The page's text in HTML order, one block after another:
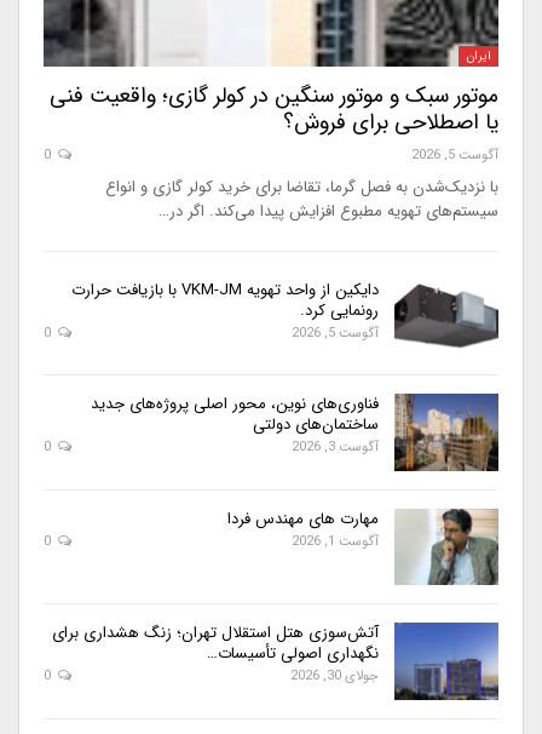
ایران
موتور سبک و موتور سنگین در کولر گازی؛ واقعیت فنی
یا اصطلاحی برای فروش؟
آگوست 5, 2026
با نزدیک‌شدن به فصل گرما، تقاضا برای خرید کولر گازی و انواع
سیستم‌های تهویه مطبوع افزایش پیدا می‌کند. اگر در…
دایکین از واحد تهویه VKM-JM با بازیافت حرارت
رونمایی کرد.
آگوست 5, 2026
فناوری‌های نوین، محور اصلی پروژه‌های جدید
ساختمان‌های دولتی
آگوست 3, 2026
مهارت های مهندس فردا
آگوست 1, 2026
آتش‌سوزی هتل استقلال تهران؛ زنگ هشداری برای
نگهداری اصولی تأسیسات…
جولای 30, 2026